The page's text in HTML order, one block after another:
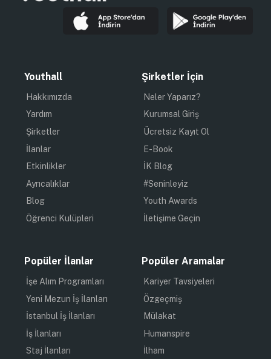
Youthall
Hakkımızda
Yardım
Şirketler
İlanlar
Etkinlikler
Ayrıcalıklar
Blog
Öğrenci Kulüpleri
Şirketler İçin
Neler Yaparız?
Kurumsal Giriş
Ücretsiz Kayıt Ol
E-Book
İK Blog
#Seninleyiz
Youth Awards
İletişime Geçin
Popüler İlanlar
İşe Alım Programları
Yeni Mezun İş İlanları
İstanbul İş İlanları
İş İlanları
Staj İlanları
Popüler Aramalar
Kariyer Tavsiyeleri
Özgeçmiş
Mülakat
Humanspire
İlham